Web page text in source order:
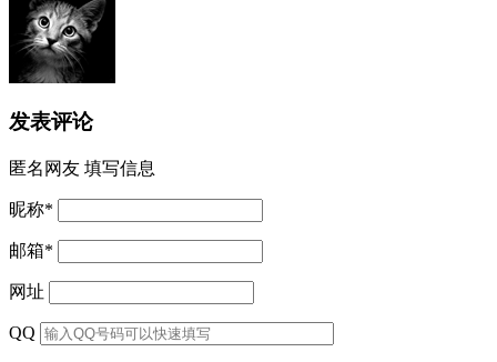
发表评论
匿名网友 填写信息
昵称*
邮箱*
网址
QQ